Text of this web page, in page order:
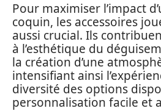
Pour maximiser l’impact
coquin, les accessoires
aussi crucial. Ils
à l’esthétique du
la création d’une
intensifiant ainsi
diversité des options
personnalisation facile et